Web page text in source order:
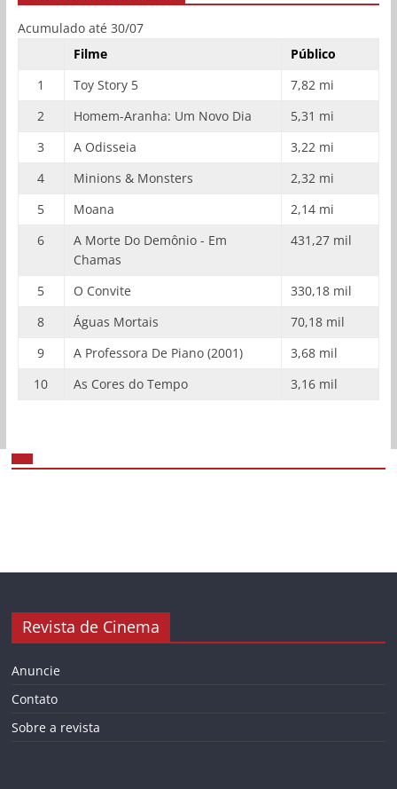
Acumulado até 30/07
Filme
Público
1
Toy Story 5
7,82 mi
2
Homem-Aranha: Um Novo Dia
5,31 mi
3
A Odisseia
3,22 mi
4
Minions & Monsters
2,32 mi
5
Moana
2,14 mi
6
A Morte Do Demônio - Em
Chamas
431,27 mil
5 O Convite
330,18 mil
8
Águas Mortais
70,18 mil
9
A Professora De Piano (2001)
3,68 mil
10
As Cores do Tempo 3,16 mil
Revista de Cinema
Anuncie
Contato
Sobre a revista